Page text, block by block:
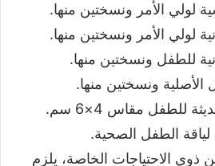
لولي الأمر ونسختين منها.
لولي الأمر ونسختين منها.
للطفل ونسختين منها.
الأصلية ونسختين منها.
الطفل الصحية.
ذوي الاحتياجات الخاصة، يلزم